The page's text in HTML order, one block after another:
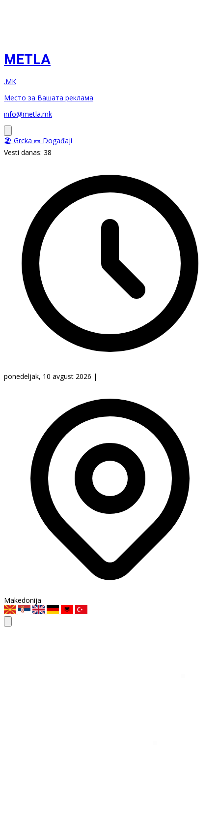
METLA
.MK
Место за Вашата реклама
info@metla.mk
🏖️ Grcka 🎫 Događaji
Vesti danas: 38
ponedeljak, 10 avgust 2026 |
Makedonija